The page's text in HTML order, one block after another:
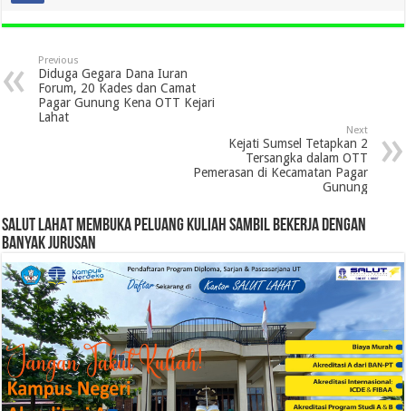
Previous
Diduga Gegara Dana Iuran
Forum, 20 Kades dan Camat
Pagar Gunung Kena OTT Kejari
Lahat
Next
Kejati Sumsel Tetapkan 2
Tersangka dalam OTT
Pemerasan di Kecamatan Pagar
Gunung
SALUT LAHAT MEMBUKA PELUANG KULIAH SAMBIL BEKERJA DENGAN
BANYAK JURUSAN